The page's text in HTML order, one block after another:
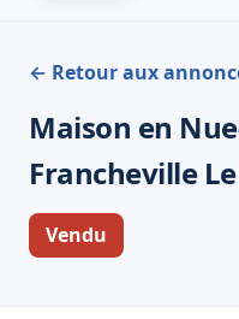
← Retour aux
Maison en
Francheville
Vendu